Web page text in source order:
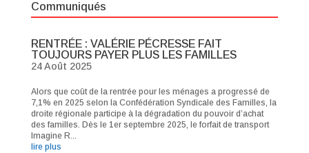
Communiqués
RENTRÉE : VALÉRIE PÉCRESSE FAIT
TOUJOURS PAYER PLUS LES FAMILLES
24 Août 2025
Alors que coût de la rentrée pour les ménages a progressé de
7,1% en 2025 selon la Confédération Syndicale des Familles, la
droite régionale participe à la dégradation du pouvoir d’achat
des familles. Dès le 1er septembre 2025, le forfait de transport
Imagine R...
lire plus